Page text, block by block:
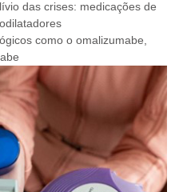
das crises: medicações de
como o omalizumabe,